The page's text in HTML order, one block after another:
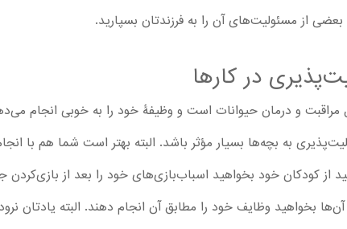
از مسئولیت‌های آن را به فرزندتان بسپارید.
در کارها
به بچه‌ها بسیار مؤثر باشد. البته بهتر است شما هم با
از کودکان خود بخواهید اسباب‌بازی‌های خود را بعد از
آن‌ها بخواهید وظایف خود را مطابق آن انجام دهند. البته یادتان